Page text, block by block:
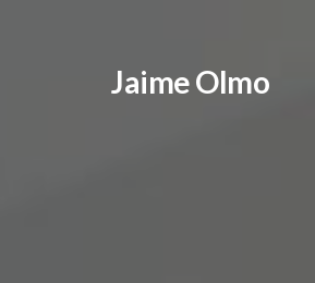
Jaime Olmo